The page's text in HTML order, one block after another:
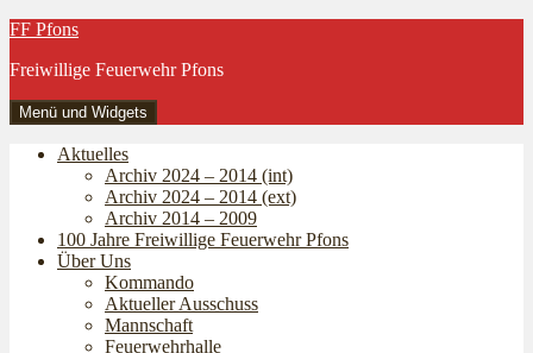
Zum
springen
FF Pfons
Freiwillige Feuerwehr Pfons
Menü und Widgets
Aktuelles
Archiv 2024 – 2014 (int)
Archiv 2024 – 2014 (ext)
Archiv 2014 – 2009
100 Jahre Freiwillige Feuerwehr Pfons
Über Uns
Kommando
Aktueller Ausschuss
Mannschaft
Feuerwehrhalle